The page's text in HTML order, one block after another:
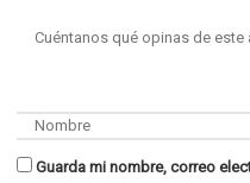
Guarda mi nombre, correo